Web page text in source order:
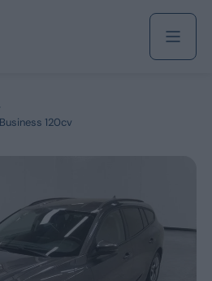
Servizi
120cv